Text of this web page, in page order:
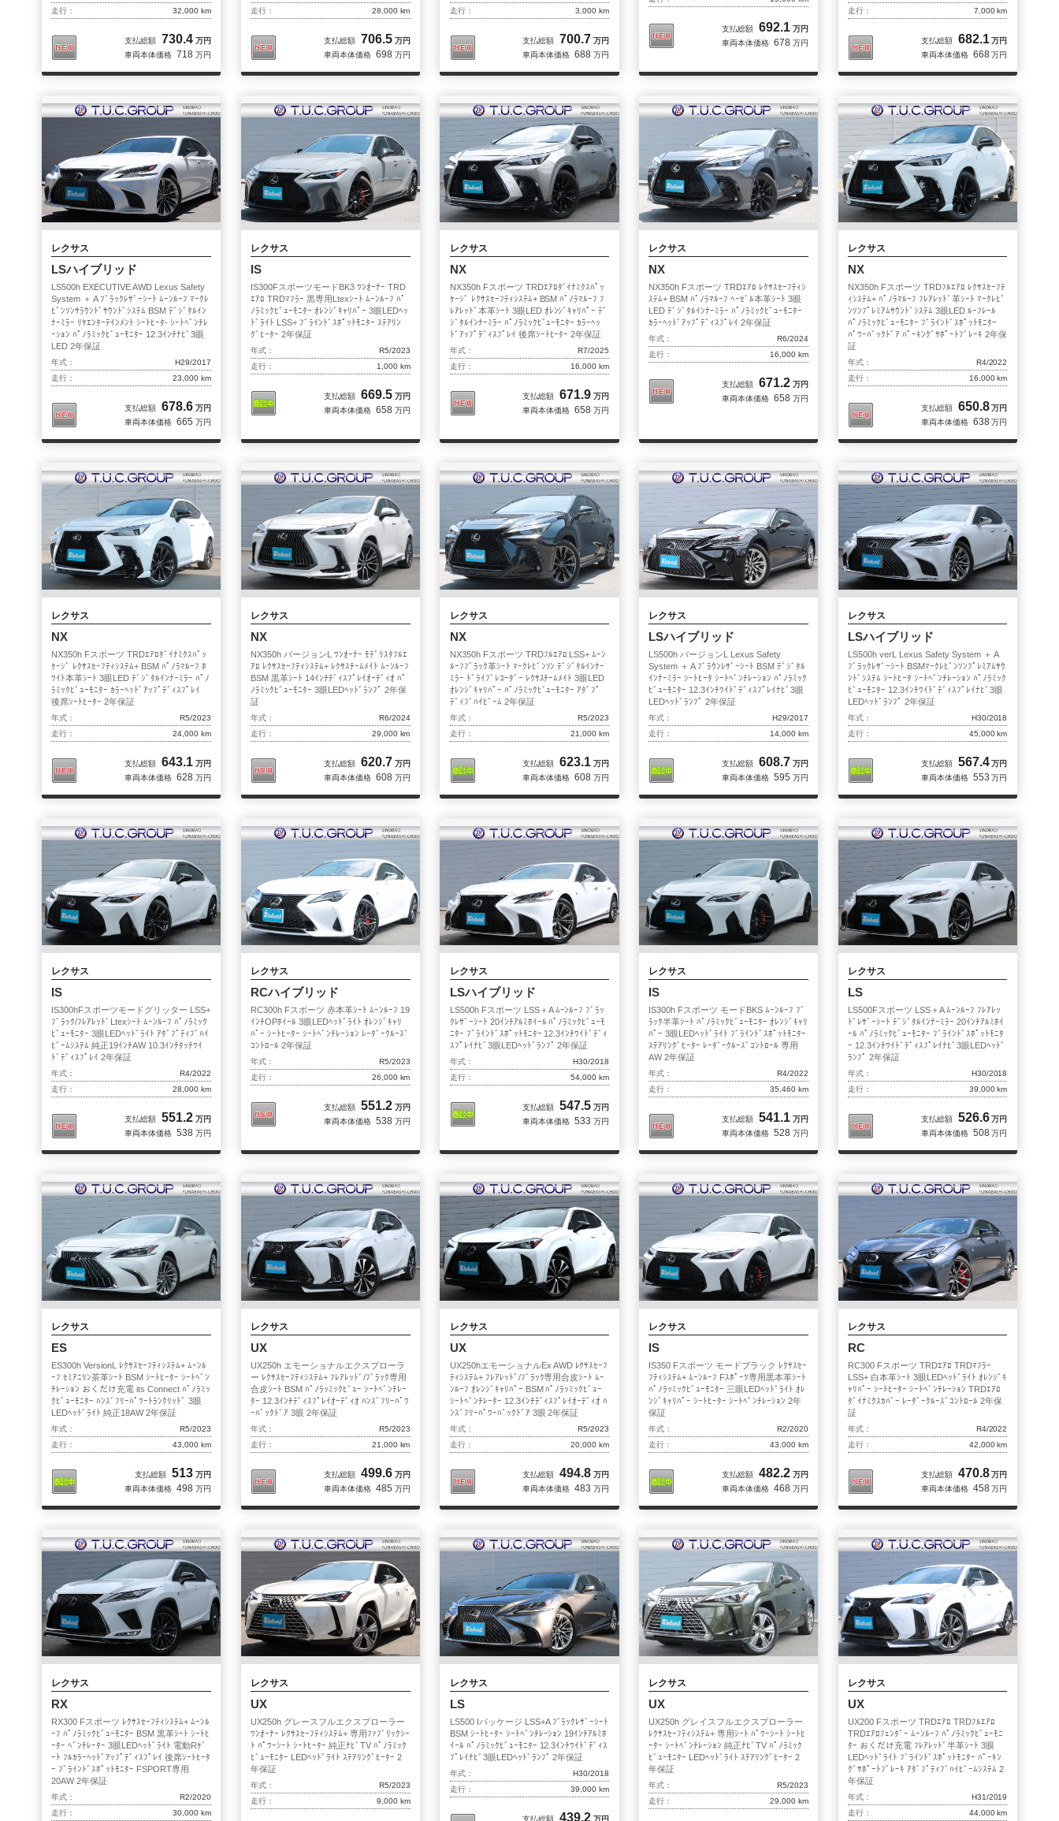
走行：
32,000 km
支払総額 730.4万円
車両本体価格 718万円
走行：
28,000 km
支払総額 706.5万円
車両本体価格 698万円
走行：
3,000 km
支払総額 700.7 万円
車両本体価格 688 万円
支払総額 692.1万円
車両本体価格 678万円
走行：
7,000 km
支払総額 682.1万円
車両本体価格 668万円
レクサス
LSハイブリッド
LS500h EXECUTIVE AWD Lexus Safety
System ＋ A ﾌﾞﾗｯｸﾚｻﾞｰｼｰﾄ ﾑｰﾝﾙｰﾌ ﾏｰｸﾚ
ﾋﾞﾝｿﾝｻﾗｳﾝﾄﾞｻｳﾝﾄﾞｼｽﾃﾑ BSM ﾃﾞｼﾞﾀﾙｲﾝ
ﾅｰﾐﾗｰ ﾘﾔｴﾝﾀｰﾃｲﾝﾒﾝﾄ ｼｰﾄﾋｰﾀ- ｼｰﾄﾍﾞﾝﾁﾚ
ｰｼｮﾝ ﾊﾟﾉﾗﾐｯｸﾋﾞｭｰﾓﾆﾀｰ 12.3ｲﾝﾁﾅﾋﾞ3眼
LED 2年保証
年式：
H29/2017
走行：
23,000 km
支払総額 678.6万円
車両本体価格 665 万円
レクサス
IS
IS300FスポーツモードBK3 ﾜﾝｵｰﾅｰ TRD
ｴｱﾛ TRDﾏﾌﾗｰ 黒専用Ltexｼｰﾄ ﾑｰﾝﾙｰﾌ ﾊﾟ
ﾉﾗﾐｯｸﾋﾞｭｰﾓﾆﾀｰ ｵﾚﾝｼﾞｷｬﾘﾊﾟｰ 3眼LEDﾍｯ
ﾄﾞﾗｲﾄ LSS+ ﾌﾞﾗｲﾝﾄﾞｽﾎﾟｯﾄﾓﾆﾀｰ ｽﾃｱﾘﾝ
ｸﾞﾋｰﾀｰ 2年保証
年式：
R5/2023
走行：
1,000 km
支払総額 669.5万円
車両本体価格 658万円
レクサス
NX
NX350h Fスポーツ TRDｴｱﾛﾀﾞｲﾅﾐｸｽﾊﾟｯ
ｹｰｼﾞ ﾚｸｻｽｾｰﾌﾃｨｼｽﾃﾑ+ BSM ﾊﾟﾉﾗﾏﾙｰﾌ ﾌ
ﾚｱﾚｯﾄﾞ本革ｼｰﾄ 3眼LED ｵﾚﾝｼﾞｷｬﾘﾊﾟｰ ﾃﾞ
ｼﾞﾀﾙｲﾝﾅｰﾐﾗｰ ﾊﾟﾉﾗﾐｯｸﾋﾞｭｰﾓﾆﾀｰ ｶﾗｰﾍｯ
ﾄﾞｱｯﾌﾟﾃﾞｨｽﾌﾟﾚｲ 後席ｼｰﾄﾋｰﾀｰ 2年保証
年式：
R7/2025
走行：
16,000 km
支払総額 671.9 万円
車両本体価格 658 万円
レクサス
NX
NX350h Fスポーツ TRDｴｱﾛ ﾚｸｻｽｾｰﾌﾃｨｼ
ｽﾃﾑ+ BSM ﾊﾟﾉﾗﾏﾙｰﾌ ﾍｰｾﾞﾙ本革ｼｰﾄ 3眼
LED ﾃﾞｼﾞﾀﾙｲﾝﾅｰﾐﾗｰ ﾊﾟﾉﾗﾐｯｸﾋﾞｭｰﾓﾆﾀｰ
ｶﾗｰﾍｯﾄﾞｱｯﾌﾟﾃﾞｨｽﾌﾟﾚｲ 2年保証
年式：
R6/2024
走行：
16,000 km
支払総額 671.2万円
車両本体価格 658万円
レクサス
NX
NX350h Fスポーツ TRDﾌﾙｴｱﾛ ﾚｸｻｽｾｰﾌﾃ
ｨｼｽﾃﾑ+ ﾊﾟﾉﾗﾏﾙｰﾌ ﾌﾚｱﾚｯﾄﾞ革ｼｰﾄ ﾏｰｸﾚﾋﾞ
ﾝｿﾝﾌﾟﾚﾐｱﾑｻｳﾝﾄﾞｼｽﾃﾑ 3眼LED ﾙｰﾌﾚｰﾙ
ﾊﾟﾉﾗﾐｯｸﾋﾞｭｰﾓﾆﾀｰ ﾌﾞﾗｲﾝﾄﾞｽﾎﾟｯﾄﾓﾆﾀｰ
ﾊﾟﾜｰﾊﾞｯｸﾄﾞｱ ﾊﾟｰｷﾝｸﾞｻﾎﾟｰﾄﾌﾞﾚｰｷ 2年保
証
年式：
R4/2022
走行：
16,000 km
支払総額 650.8万円
車両本体価格 638万円
レクサス
NX
NX350h Fスポーツ TRDｴｱﾛﾀﾞｲﾅﾐｸｽﾊﾟｯ
ｹｰｼﾞ ﾚｸｻｽｾｰﾌﾃｨｼｽﾃﾑ+ BSM ﾊﾟﾉﾗﾏﾙｰﾌ ﾎ
ﾜｲﾄ本革ｼｰﾄ 3眼LED ﾃﾞｼﾞﾀﾙｲﾝﾅｰﾐﾗｰ ﾊﾟﾉ
ﾗﾐｯｸﾋﾞｭｰﾓﾆﾀｰ ｶﾗｰﾍｯﾄﾞｱｯﾌﾟﾃﾞｨｽﾌﾟﾚｲ
後席ｼｰﾄﾋｰﾀｰ 2年保証
年式：
R5/2023
走行：
24,000 km
支払総額 643.1万円
車両本体価格 628万円
レクサス
NX
NX350h バージョンL ﾜﾝｵｰﾅｰ ﾓﾃﾞﾘｽﾀﾌﾙｴ
ｱﾛ ﾚｸｻｽｾｰﾌﾃｨｼｽﾃﾑ+ ﾚｸｻｽﾁｰﾑﾒｲﾄ ﾑｰﾝﾙｰﾌ
BSM 黒革ｼｰﾄ 14ｲﾝﾁﾃﾞｨｽﾌﾟﾚｲｵｰﾃﾞｨｵ ﾊﾟ
ﾉﾗﾐｯｸﾋﾞｭｰﾓﾆﾀｰ 3眼LEDﾍｯﾄﾞﾗﾝﾌﾟ 2年保
証
年式：
R6/2024
走行：
29,000 km
支払総額 620.7 万円
車両本体価格 608万円
レクサス
NX
NX350h Fスポーツ TRDﾌﾙｴｱﾛ LSS+ ﾑｰﾝ
ﾙｰﾌﾌﾞﾗｯｸ革ｼｰﾄ ﾏｰｸﾚﾋﾞﾝｿﾝ ﾃﾞｼﾞﾀﾙｲﾝﾅｰ
ﾐﾗｰ ﾄﾞﾗｲﾌﾞﾚｺｰﾀﾞｰ ﾚｸｻｽﾁｰﾑﾒｲﾄ 3眼LED
ｵﾚﾝｼﾞｷｬﾘﾊﾟｰ ﾊﾟﾉﾗﾐｯｸﾋﾞｭｰﾓﾆﾀｰ ｱﾀﾞﾌﾟ
ﾃﾞｨﾌﾞﾊｲﾋﾞｰﾑ 2年保証
年式：
R5/2023
走行：
21,000 km
支払総額 623.1 万円
車両本体価格 608 万円
レクサス
LSハイブリッド
LS500h バージョンL Lexus Safety
System ＋ A ﾌﾞﾗｳﾝﾚｻﾞｰｼｰﾄ BSM ﾃﾞｼﾞﾀﾙ
ｲﾝﾅｰﾐﾗｰ ｼｰﾄﾋｰﾀ ｼｰﾄﾍﾞﾝﾁﾚｰｼｮﾝ ﾊﾟﾉﾗﾐｯｸ
ﾋﾞｭｰﾓﾆﾀｰ 12.3ｲﾝﾁﾜｲﾄﾞﾃﾞｨｽﾌﾟﾚｲﾅﾋﾞ3眼
LEDﾍｯﾄﾞﾗﾝﾌﾟ 2年保証
年式：
H29/2017
走行：
14,000 km
支払総額 608.7 万円
車両本体価格 595 万円
レクサス
LSハイブリッド
LS500h verL Lexus Safety System ＋ A
ﾌﾞﾗｯｸﾚｻﾞｰｼｰﾄ BSMﾏｰｸﾚﾋﾞﾝｿﾝﾌﾟﾚﾐｱﾑｻｳ
ﾝﾄﾞｼｽﾃﾑ ｼｰﾄﾋｰﾀ ｼｰﾄﾍﾞﾝﾁﾚｰｼｮﾝ ﾊﾟﾉﾗﾐｯｸ
ﾋﾞｭｰﾓﾆﾀｰ 12.3ｲﾝﾁﾜｲﾄﾞﾃﾞｨｽﾌﾟﾚｲﾅﾋﾞ3眼
LEDﾍｯﾄﾞﾗﾝﾌﾟ 2年保証
年式：
H30/2018
走行：
45,000 km
支払総額 567.4万円
車両本体価格 553 万円
レクサス
IS
IS300hFスポーツモードグリッター LSS+
ﾌﾞﾗｯｸ/ﾌﾚｱﾚｯﾄﾞLtexｼｰﾄ ﾑｰﾝﾙｰﾌ ﾊﾟﾉﾗﾐｯｸ
ﾋﾞｭｰﾓﾆﾀｰ 3眼LEDﾍｯﾄﾞﾗｲﾄ ｱﾀﾞﾌﾟﾃｨﾌﾞﾊｲ
ﾋﾞｰﾑｼｽﾃﾑ 純正19ｲﾝﾁAW 10.3ｲﾝﾁﾀｯﾁﾜｲ
ﾄﾞﾃﾞｨｽﾌﾟﾚｲ 2年保証
年式：
R4/2022
走行：
28,000 km
支払総額 551.2万円
車両本体価格 538万円
レクサス
RCハイブリッド
RC300h Fスポーツ 赤本革ｼｰﾄ ﾑｰﾝﾙｰﾌ 19
ｲﾝﾁOPﾎｲｰﾙ 3眼LEDﾍｯﾄﾞﾗｲﾄ ｵﾚﾝｼﾞｷｬﾘ
ﾊﾟｰ ｼｰﾄﾋｰﾀｰ ｼｰﾄﾍﾞﾝﾁﾚｰｼｮﾝ ﾚｰﾀﾞｰｸﾙｰｽﾞ
ｺﾝﾄﾛｰﾙ 2年保証
年式：
R5/2023
走行：
26,000 km
支払総額 551.2万円
車両本体価格 538万円
レクサス
LSハイブリッド
LS500h Fスポーツ LSS＋A ﾑｰﾝﾙｰﾌ ﾌﾞﾗｯ
ｸﾚｻﾞｰｼｰﾄ 20ｲﾝﾁｱﾙﾐﾎｲｰﾙ ﾊﾟﾉﾗﾐｯｸﾋﾞｭｰﾓ
ﾆﾀｰ ﾌﾞﾗｲﾝﾄﾞｽﾎﾟｯﾄﾓﾆﾀｰ 12.3ｲﾝﾁﾜｲﾄﾞﾃﾞｨ
ｽﾌﾟﾚｲﾅﾋﾞ3眼LEDﾍｯﾄﾞﾗﾝﾌﾟ 2年保証
年式：
H30/2018
走行：
54,000 km
支払総額 547.5 万円
車両本体価格 533 万円
レクサス
IS
IS300h Fスポーツ モードBKS ﾑｰﾝﾙｰﾌ ﾌﾞ
ﾗｯｸ半革ｼｰﾄ ﾊﾟﾉﾗﾐｯｸﾋﾞｭｰﾓﾆﾀｰ ｵﾚﾝｼﾞｷｬﾘ
ﾊﾟｰ 3眼LEDﾍｯﾄﾞﾗｲﾄ ﾌﾞﾗｲﾝﾄﾞｽﾎﾟｯﾄﾓﾆﾀｰ
ｽﾃｱﾘﾝｸﾞﾋｰﾀｰ ﾚｰﾀﾞｰｸﾙｰｽﾞｺﾝﾄﾛｰﾙ 専用
AW 2年保証
年式：
R4/2022
走行：
35,460 km
支払総額 541.1万円
車両本体価格 528万円
レクサス
LS
LS500Fスポーツ LSS＋A ﾑｰﾝﾙｰﾌ ﾌﾚｱﾚｯ
ﾄﾞﾚｻﾞｰｼｰﾄ ﾃﾞｼﾞﾀﾙｲﾝﾅｰﾐﾗｰ 20ｲﾝﾁｱﾙﾐﾎｲ
ｰﾙ ﾊﾟﾉﾗﾐｯｸﾋﾞｭｰﾓﾆﾀｰ ﾌﾞﾗｲﾝﾄﾞｽﾎﾟｯﾄﾓﾆﾀ
ｰ 12.3ｲﾝﾁﾜｲﾄﾞﾃﾞｨｽﾌﾟﾚｲﾅﾋﾞ3眼LEDﾍｯﾄﾞ
ﾗﾝﾌﾟ 2年保証
年式：
H30/2018
走行：
39,000 km
支払総額 526.6万円
車両本体価格 508万円
レクサス
ES
ES300h VersionL ﾚｸｻｽｾｰﾌﾃｨｼｽﾃﾑ+ ﾑｰﾝﾙ
ｰﾌ ｾﾐｱﾆﾘﾝ茶革ｼｰﾄ BSM ｼｰﾄﾋｰﾀｰ ｼｰﾄﾍﾞﾝ
ﾁﾚｰｼｮﾝ おくだけ充電 its Connect ﾊﾟﾉﾗﾐｯ
ｸﾋﾞｭｰﾓﾆﾀｰ ﾊﾝｽﾞﾌﾘｰﾊﾟﾜｰﾄﾗﾝｸﾘｯﾄﾞ 3眼
LEDﾍｯﾄﾞﾗｲﾄ 純正18AW 2年保証
年式：
R5/2023
走行：
43,000 km
支払総額 513万円
車両本体価格 498万円
レクサス
UX
UX250h エモーショナルエクスプローラ
ー ﾚｸｻｽｾｰﾌﾃｨｼｽﾃﾑ+ ﾌﾚｱﾚｯﾄﾞ/ﾌﾞﾗｯｸ専用
合皮ｼｰﾄ BSM ﾊﾟﾉﾗｯﾐｯｸﾋﾞｭｰ ｼｰﾄﾍﾞﾝﾁﾚｰ
ﾀｰ 12.3ｲﾝﾁﾃﾞｨｽﾌﾟﾚｲｵｰﾃﾞｨｵ ﾊﾝｽﾞﾌﾘｰﾊﾟﾜ
ｰﾊﾞｯｸﾄﾞｱ 3眼 2年保証
年式：
R5/2023
走行：
21,000 km
支払総額 499.6万円
車両本体価格 485 万円
レクサス
UX
UX250hエモーショナルEx AWD ﾚｸｻｽｾｰﾌ
ﾃｨｼｽﾃﾑ+ ﾌﾚｱﾚｯﾄﾞ/ﾌﾞﾗｯｸ専用合皮ｼｰﾄ ﾑｰ
ﾝﾙｰﾌ ｵﾚﾝｼﾞｷｬﾘﾊﾟｰ BSM ﾊﾟﾉﾗｯﾐｯｸﾋﾞｭｰ
ｼｰﾄﾍﾞﾝﾁﾚｰﾀｰ 12.3ｲﾝﾁﾃﾞｨｽﾌﾟﾚｲｵｰﾃﾞｨｵ ﾊ
ﾝｽﾞﾌﾘｰﾊﾟﾜｰﾊﾞｯｸﾄﾞｱ 3眼 2年保証
年式：
R5/2023
走行：
20,000 km
支払総額 494.8 万円
車両本体価格 483 万円
レクサス
IS
IS350 Fスポーツ モードブラック ﾚｸｻｽｾｰ
ﾌﾃｨｼｽﾃﾑ+ ﾑｰﾝﾙｰﾌ Fｽﾎﾟｰﾂ専用黒本革ｼｰﾄ
ﾊﾟﾉﾗｯﾐｯｸﾋﾞｭｰﾓﾆﾀｰ 三眼LEDﾍｯﾄﾞﾗｲﾄ ｵﾚ
ﾝｼﾞｷｬﾘﾊﾟｰ ｼｰﾄﾋｰﾀｰ ｼｰﾄﾍﾞﾝﾁﾚｰｼｮﾝ 2年
保証
年式：
R2/2020
走行：
43,000 km
支払総額 482.2万円
車両本体価格 468万円
レクサス
RC
RC300 Fスポーツ TRDｴｱﾛ TRDﾏﾌﾗｰ
LSS+ 白本革ｼｰﾄ 3眼LEDﾍｯﾄﾞﾗｲﾄ ｵﾚﾝｼﾞｷ
ｬﾘﾊﾟｰ ｼｰﾄﾋｰﾀｰ ｼｰﾄﾍﾞﾝﾁﾚｰｼｮﾝ TRDｴｱﾛ
ﾀﾞｲﾅﾐｸｽｶﾊﾞｰ ﾚｰﾀﾞｰｸﾙｰｽﾞｺﾝﾄﾛｰﾙ 2年保
証
年式：
R4/2022
走行：
42,000 km
支払総額 470.8万円
車両本体価格 458万円
レクサス
RX
RX300 Fスポーツ ﾚｸｻｽｾｰﾌﾃｨｼｽﾃﾑ+ ﾑｰﾝﾙ
ｰﾌ ﾊﾟﾉﾗﾐｯｸﾋﾞｭｰﾓﾆﾀｰ BSM 黒革ｼｰﾄ ｼｰﾄﾋ
ｰﾀｰ ﾍﾞﾝﾁﾚｰﾀｰ 3眼LEDﾍｯﾄﾞﾗｲﾄ 電動Rｹﾞ
ｰﾄ ﾌﾙｶﾗｰﾍｯﾄﾞｱｯﾌﾟﾃﾞｨｽﾌﾟﾚｲ 後席ｼｰﾄﾋｰﾀ
ｰ ﾌﾞﾗｲﾝﾄﾞｽﾎﾟｯﾄﾓﾆﾀｰ FSPORT専用
20AW 2年保証
年式：
R2/2020
走行：
30,000 km
レクサス
UX
UX250h グレースフルエクスプローラー
ﾜﾝｵｰﾅｰ ﾚｸｻｽｾｰﾌﾃｨｼｽﾃﾑ+ 専用ﾌｧﾌﾞﾘｯｸｼｰ
ﾄ ﾊﾟﾜｰｼｰﾄ ｼｰﾄﾋｰﾀｰ 純正ﾅﾋﾞTV ﾊﾟﾉﾗﾐｯｸ
ﾋﾞｭｰﾓﾆﾀｰ LEDﾍｯﾄﾞﾗｲﾄ ｽﾃｱﾘﾝｸﾞﾋｰﾀｰ 2
年保証
年式：
R5/2023
走行：
9,000 km
レクサス
LS
LS500 Iパッケージ LSS+A ﾌﾞﾗｯｸﾚｻﾞｰｼｰﾄ
BSM ｼｰﾄﾋｰﾀｰ ｼｰﾄﾍﾞﾝﾁﾚｰｼｮﾝ 19ｲﾝﾁｱﾙﾐﾎ
ｲｰﾙ ﾊﾟﾉﾗﾐｯｸﾋﾞｭｰﾓﾆﾀｰ 12.3ｲﾝﾁﾜｲﾄﾞﾃﾞｨｽ
ﾌﾟﾚｲﾅﾋﾞ3眼LEDﾍｯﾄﾞﾗﾝﾌﾟ 2年保証
年式：
H30/2018
走行：
39,000 km
支払総額 439.2 万円
レクサス
UX
UX250h グレイスフルエクスプローラー
ﾚｸｻｽｾｰﾌﾃｨｼｽﾃﾑ+ 専用ｼｰﾄ ﾊﾟﾜｰｼｰﾄ ｼｰﾄﾋ
ｰﾀｰ ｼｰﾄﾍﾞﾝﾁﾚｰｼｮﾝ 純正ﾅﾋﾞTV ﾊﾟﾉﾗﾐｯｸ
ﾋﾞｭｰﾓﾆﾀｰ LEDﾍｯﾄﾞﾗｲﾄ ｽﾃｱﾘﾝｸﾞﾋｰﾀｰ 2
年保証
年式：
R5/2023
走行：
29,000 km
レクサス
UX
UX200 Fスポーツ TRDｴｱﾛ TRDﾌﾙｴｱﾛ
TRDｴｱﾛﾌｪﾝﾀﾞｰ ﾑｰﾝﾙｰﾌ ﾊﾟﾉﾗﾐｯｸﾋﾞｭｰﾓﾆ
ﾀｰ おくだけ充電 ﾌﾚｱﾚｯﾄﾞ半革ｼｰﾄ 3眼
LEDﾍｯﾄﾞﾗｲﾄ ﾌﾞﾗｲﾝﾄﾞｽﾎﾟｯﾄﾓﾆﾀｰ ﾊﾟｰｷﾝ
ｸﾞｻﾎﾟｰﾄﾌﾞﾚｰｷ ｱﾀﾞﾌﾟﾃｨﾌﾞﾊｲﾋﾞｰﾑｼｽﾃﾑ 2
年保証
年式：
H31/2019
走行：
44,000 km